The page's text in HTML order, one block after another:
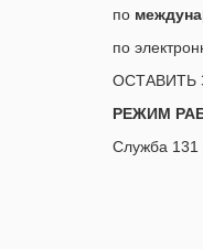
по
по
ОСТАВИТЬ
РЕЖИМ
Служба 131